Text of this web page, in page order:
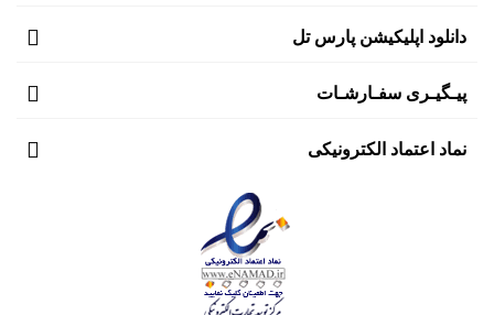
دانلود اپلیکیشن پارس تل
پیـگیـری سفـارشـات
نماد اعتماد الکترونیکی